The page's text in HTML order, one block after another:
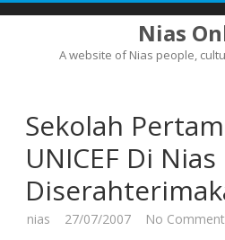
Nias
A website of Nias people,
Sekolah
UNICEF Di Nias
nias 27/07/2007 No